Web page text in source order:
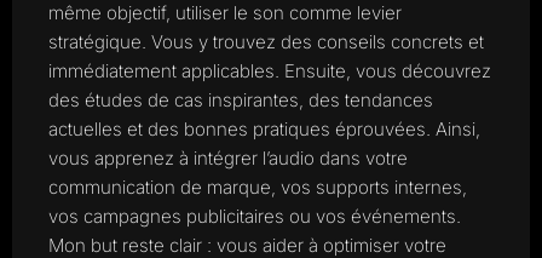
même objectif, utiliser le son comme levier
stratégique. Vous y trouvez des conseils concrets et
immédiatement applicables. Ensuite, vous découvrez
des études de cas inspirantes, des tendances
actuelles et des bonnes pratiques éprouvées. Ainsi,
vous apprenez à intégrer l’audio dans votre
communication de marque, vos supports internes,
vos campagnes publicitaires ou vos événements.
Mon but reste clair : vous aider à optimiser votre